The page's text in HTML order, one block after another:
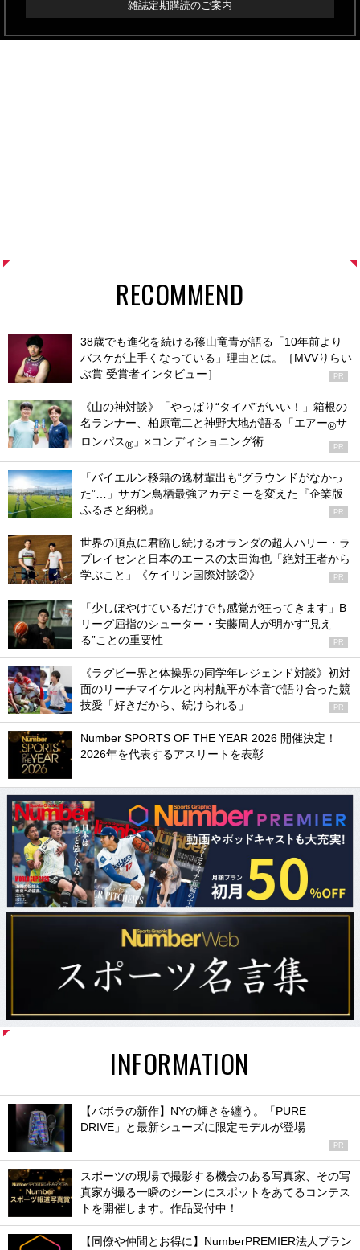
雑誌定期購読のご案内
RECOMMEND
38歳でも進化を続ける篠山竜青が語る「10年前より
バスケが上手くなっている」理由とは。［MVVりらい
ぶ賞 受賞者インタビュー］
PR
《山の神対談》「やっぱり“タイパ”がいい！」箱根の
名ランナー、柏原竜二と神野大地が語る「エアー®サ
ロンパス® 」×コンディショニング術 PR
「バイエルン移籍の逸材輩出も“グラウンドがなかっ
た”…」サガン鳥栖最強アカデミーを変えた『企業版
ふるさと納税』
PR
世界の頂点に君臨し続けるオランダの超人ハリー・ラ
ブレイセンと日本のエースの太田海也「絶対王者から
学ぶこと」《ケイリン国際対談②》
PR
「少しぼやけているだけでも感覚が狂ってきます」B
リーグ屈指のシューター・安藤周人が明かす“見え
る”ことの重要性
PR
《ラグビー界と体操界の同学年レジェンド対談》初対
面のリーチマイケルと内村航平が本音で語り合った競
技愛「好きだから、続けられる」
PR
Number SPORTS OF THE YEAR 2026 開催決定！
2026年を代表するアスリートを表彰
INFORMATION
【バボラの新作】NYの輝きを纏う。「PURE
DRIVE」と最新シューズに限定モデルが登場
PR
スポーツの現場で撮影する機会のある写真家、その写
真家が撮る一瞬のシーンにスポットをあてるコンテス
トを開催します。作品受付中！
【同僚や仲間とお得に】NumberPREMIER法人プラン